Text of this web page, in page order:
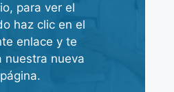
para ver el
haz clic en el
enlace y te
nuestra nueva
página.